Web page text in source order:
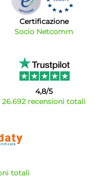
Certificazione
Socio Netcomm
4,8/5
26.692 recensioni totali
totali